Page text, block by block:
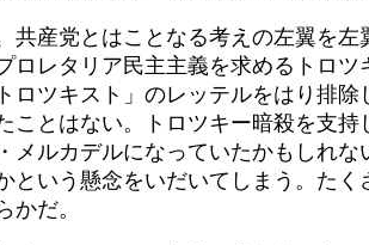
産党とはことなる考えの左翼を
ロレタリア民主主義を求めるトロ
ロツキスト」のレッテルをはり排
ことはない。トロツキー暗殺を支
メルカデルになっていたかもしれ
という懸念をいだいてしまう。た
かだ。